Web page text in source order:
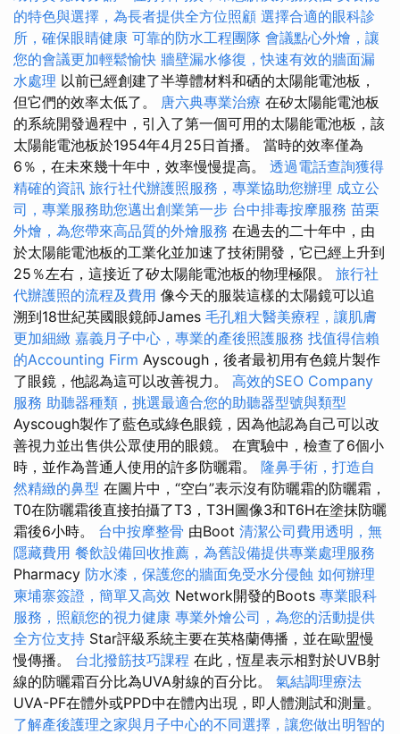
的特色與選擇，為長者提供全方位照顧 選擇合適的眼科診
所，確保眼睛健康 可靠的防水工程團隊 會議點心外燴，讓
您的會議更加輕鬆愉快 牆壁漏水修復，快速有效的牆面漏
水處理 以前已經創建了半導體材料和硒的太陽能電池板，
但它們的效率太低了。 唐六典專業治療 在矽太陽能電池板
的系統開發過程中，引入了第一個可用的太陽能電池板，該
太陽能電池板於1954年4月25日首播。 當時的效率僅為
6％，在未來幾十年中，效率慢慢提高。 透過電話查詢獲得
精確的資訊 旅行社代辦護照服務，專業協助您辦理 成立公
司，專業服務助您邁出創業第一步 台中排毒按摩服務 苗栗
外燴，為您帶來高品質的外燴服務 在過去的二十年中，由
於太陽能電池板的工業化並加速了技術開發，它已經上升到
25％左右，這接近了矽太陽能電池板的物理極限。 旅行社
代辦護照的流程及費用 像今天的服裝這樣的太陽鏡可以追
溯到18世紀英國眼鏡師James 毛孔粗大醫美療程，讓肌膚
更加細緻 嘉義月子中心，專業的產後照護服務 找值得信賴
的Accounting Firm Ayscough，後者最初用有色鏡片製作
了眼鏡，他認為這可以改善視力。 高效的SEO Company
服務 助聽器種類，挑選最適合您的助聽器型號與類型
Ayscough製作了藍色或綠色眼鏡，因為他認為自己可以改
善視力並出售供公眾使用的眼鏡。 在實驗中，檢查了6個小
時，並作為普通人使用的許多防曬霜。 隆鼻手術，打造自
然精緻的鼻型 在圖片中，“空白”表示沒有防曬霜的防曬霜，
T0在防曬霜後直接拍攝了T3，T3H圖像3和T6H在塗抹防曬
霜後6小時。 台中按摩整骨 由Boot 清潔公司費用透明，無
隱藏費用 餐飲設備回收推薦，為舊設備提供專業處理服務
Pharmacy 防水漆，保護您的牆面免受水分侵蝕 如何辦理
柬埔寨簽證，簡單又高效 Network開發的Boots 專業眼科
服務，照顧您的視力健康 專業外燴公司，為您的活動提供
全方位支持 Star評級系統主要在英格蘭傳播，並在歐盟慢
慢傳播。 台北撥筋技巧課程 在此，恆星表示相對於UVB射
線的防曬霜百分比為UVA射線的百分比。 氣結調理療法
UVA-PF在體外或PPD中在體內出現，即​​人體測試和測量。
了解產後護理之家與月子中心的不同選擇，讓您做出明智的